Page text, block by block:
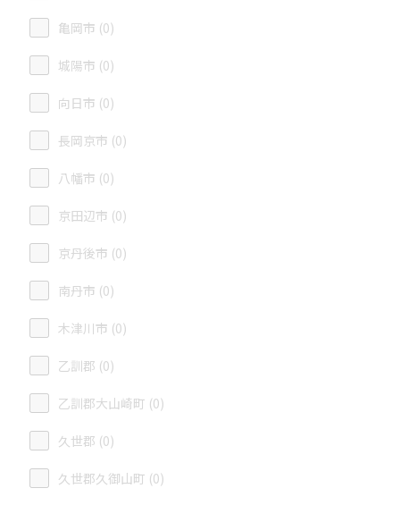
亀岡市 (0)
城陽市 (0)
向日市 (0)
長岡京市 (0)
八幡市 (0)
京田辺市 (0)
京丹後市 (0)
南丹市 (0)
木津川市 (0)
乙訓郡 (0)
乙訓郡大山崎町 (0)
久世郡 (0)
久世郡久御山町 (0)